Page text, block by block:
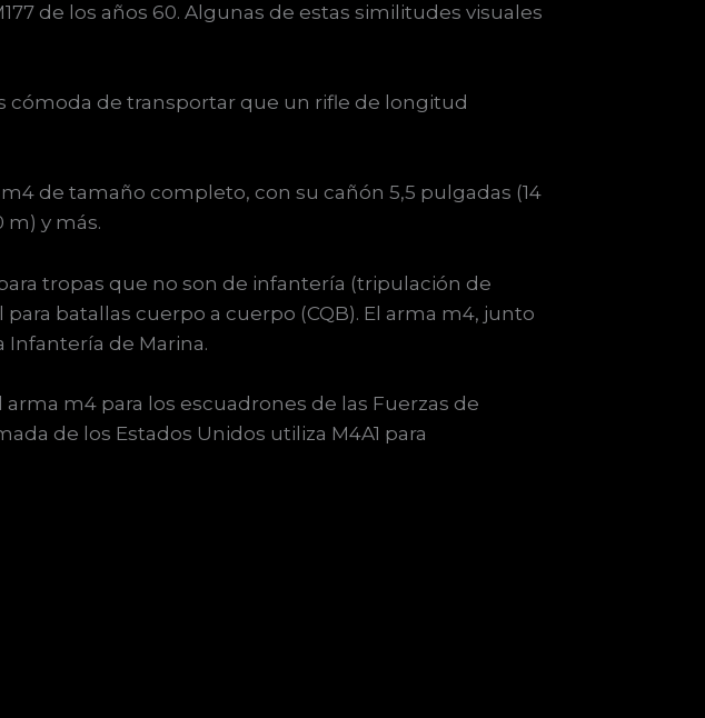
de los años 60. Algunas de estas similitudes visuales
cómoda de transportar que un rifle de longitud
de tamaño completo, con su cañón 5,5 pulgadas (14
m) y más.
tropas que no son de infantería (tripulación de
batallas cuerpo a cuerpo (CQB). El arma m4, junto
Infantería de Marina.
m4 para los escuadrones de las Fuerzas de
de los Estados Unidos utiliza M4A1 para